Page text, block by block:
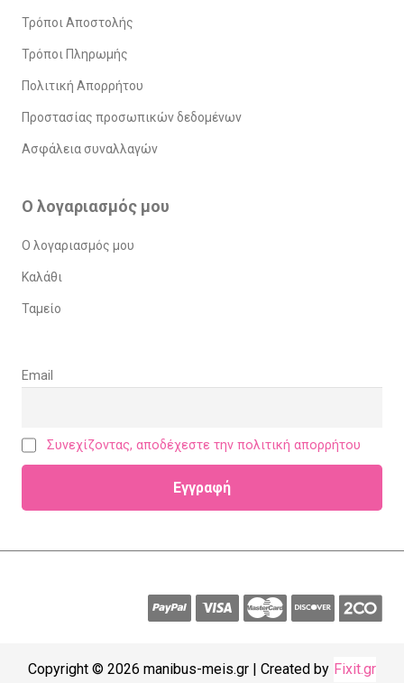
Τρόποι Αποστολής
Τρόποι Πληρωμής
Πολιτική Απορρήτου
Προστασίας προσωπικών δεδομένων
Ασφάλεια συναλλαγών
Ο λογαριασμός μου
Ο λογαριασμός μου
Καλάθι
Ταμείο
Email
Συνεχίζοντας, αποδέχεστε την πολιτική απορρήτου
Copyright © 2026 manibus-meis.gr | Created by Fixit.gr